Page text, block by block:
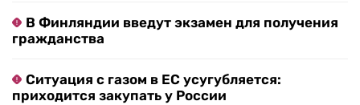
В Финляндии введут экзамен для получения
гражданства
Ситуация с газом в ЕС усугубляется:
приходится закупать у России